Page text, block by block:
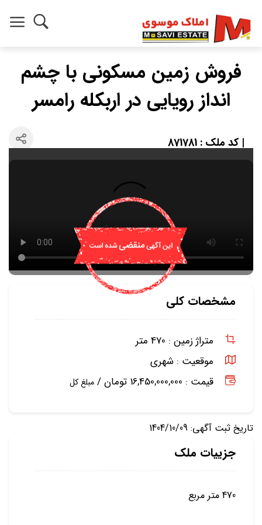
فروش زمین مسکونی با چشم
انداز رویایی در اربکله رامسر
| کد ملک : 871781
مشخصات کلی
متراژ زمین : 470 متر
موقعیت : شهری
قیمت : 16,450,000,000 تومان /
مبلغ کل
تاریخ ثبت آگهی: 1404/10/09
جزییات ملک
470 متر مربع